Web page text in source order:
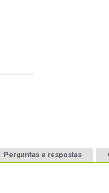
Perguntas e respostas